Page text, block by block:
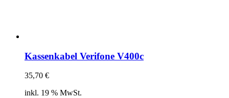
Kassenkabel Verifone V400c
35,70 €
inkl. 19 % MwSt.